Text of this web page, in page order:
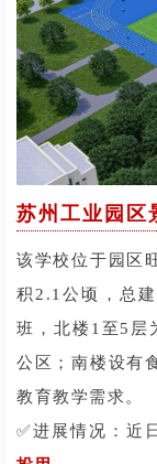
苏州工业园区
该学校位于园区
积2.1公顷，总
班，北楼1至5层
公区；南楼设有
教育教学需求。
✅进展情况：近